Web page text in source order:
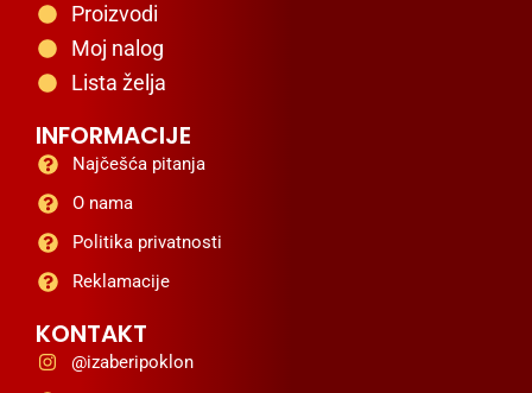
Proizvodi
Moj nalog
Lista želja
INFORMACIJE
Najčešća pitanja
O nama
Politika privatnosti
Reklamacije
KONTAKT
@izaberipoklon